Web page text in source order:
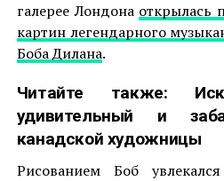
галерее Лондона открылась
картин легендарного
Боба Дилана.
Читайте также:
удивительный и
канадской художницы
Рисованием Боб